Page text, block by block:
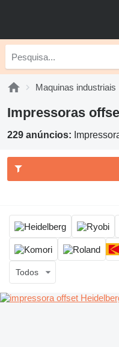
Maquinas industriais
Impressoras
229 anúncios:
Todos